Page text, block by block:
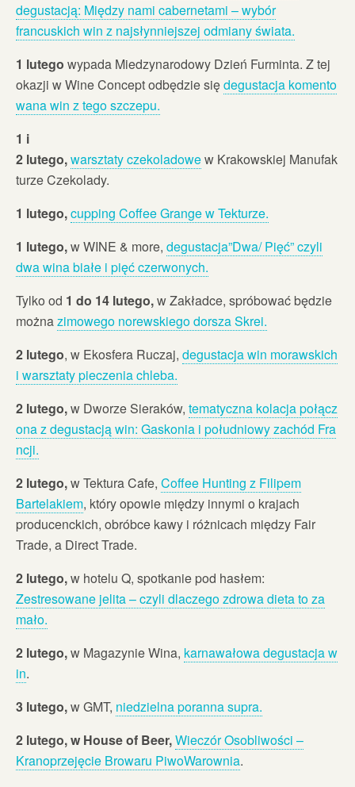
degustacją: Między nami cabernetami – wybór
francuskich win z najsłynniejszej odmiany świata.
1 lutego wypada Miedzynarodowy Dzień Furminta. Z tej
okazji w Wine Concept odbędzie siędegustacja komento
wana win z tego szczepu.
1 i
2 lutego,warsztaty czekoladowew Krakowskiej Manufak
turze Czekolady.
1 lutego,cupping Coffee Grange w Tekturze.
1 lutego,w WINE & more, degustacja”Dwa/ Pięć” czyli
dwa wina białe i pięć czerwonych.
Tylko od 1 do 14 lutego,w Zakładce, spróbować będzie
możnazimowego norewskiego dorsza Skrei.
2 lutego, w Ekosfera Ruczaj, degustacja win morawskich
i warsztaty pieczenia chleba.
2 lutego,w Dworze Sieraków, tematyczna kolacja połącz
ona z degustacją win: Gaskonia i południowy zachód Fra
ncji.
2 lutego,w Tektura Cafe, Coffee Hunting z Filipem
Bartelakiem, który opowie między innymi o krajach
producenckich, obróbce kawy i różnicach między Fair
Trade, a Direct Trade.
2 lutego,w hotelu Q, spotkanie pod hasłem:
Zestresowane jelita – czyli dlaczego zdrowa dieta to za
mało.
2 lutego,w Magazynie Wina, karnawałowa degustacja w
in.
3 lutego,w GMT, niedzielna poranna supra.
2 lutego, w House of Beer,Wieczór Osobliwości –
Kranoprzejęcie Browaru PiwoWarownia.